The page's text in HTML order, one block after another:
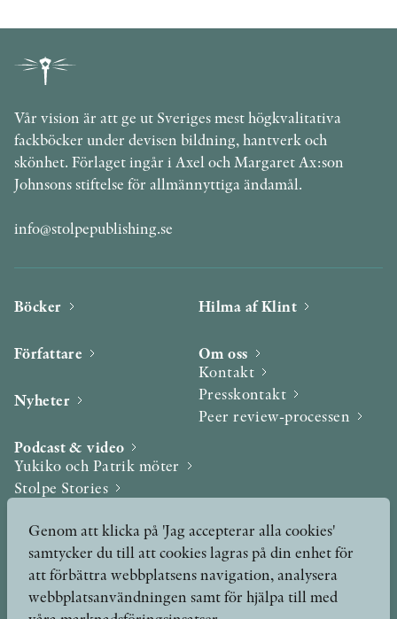
Vår vision är att ge ut Sveriges mest högkvalitativa
fackböcker under devisen bildning, hantverk och
skönhet. Förlaget ingår i Axel och Margaret Ax:son
Johnsons stiftelse för allmännyttiga ändamål.
info@stolpepublishing.se
Böcker
Författare
Nyheter
Podcast & video
Yukiko och Patrik möter
Stolpe Stories
Utmärkelser & Format
Utmärkelser
Övriga format
Hilma af Klint
Om oss
Kontakt
Presskontakt
Peer review-processen
Genom att klicka på 'Jag accepterar alla cookies'
samtycker du till att cookies lagras på din enhet för
att förbättra webbplatsens navigation, analysera
webbplatsanvändningen samt för hjälpa till med